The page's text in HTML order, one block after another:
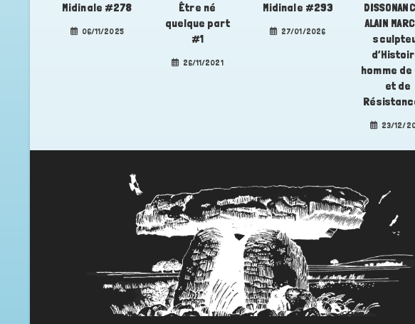
Midinale #278
06/11/2025
Être né
quelque part
#1
26/11/2021
Midinale #293
27/01/2026
ALAIN
homme
et de
23/12/